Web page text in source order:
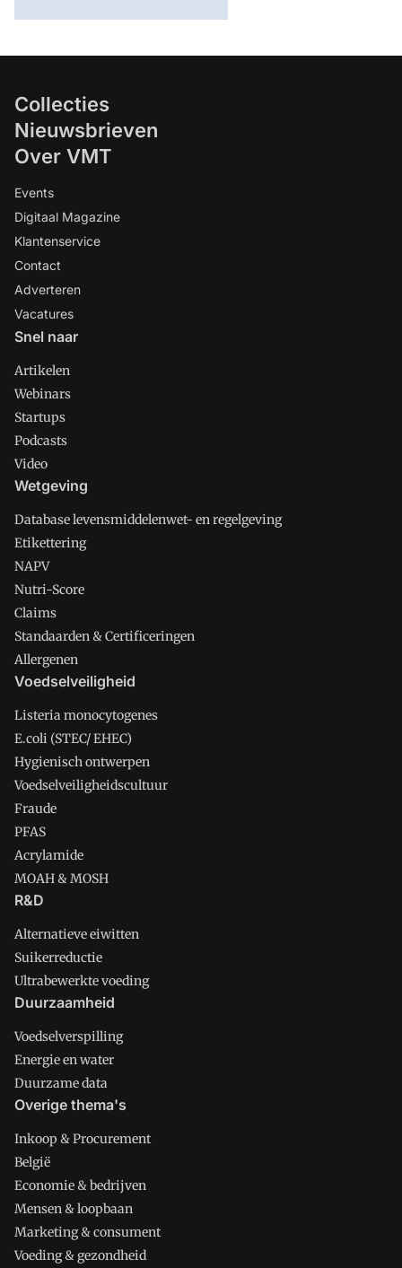
Collecties
Nieuwsbrieven
Over VMT
Events
Digitaal Magazine
Klantenservice
Contact
Adverteren
Vacatures
Snel naar
Artikelen
Webinars
Startups
Podcasts
Video
Wetgeving
Database levensmiddelenwet- en regelgeving
Etikettering
NAPV
Nutri-Score
Claims
Standaarden & Certificeringen
Allergenen
Voedselveiligheid
Listeria monocytogenes
E.coli (STEC/ EHEC)
Hygienisch ontwerpen
Voedselveiligheidscultuur
Fraude
PFAS
Acrylamide
MOAH & MOSH
R&D
Alternatieve eiwitten
Suikerreductie
Ultrabewerkte voeding
Duurzaamheid
Voedselverspilling
Energie en water
Duurzame data
Overige thema's
Inkoop & Procurement
België
Economie & bedrijven
Mensen & loopbaan
Marketing & consument
Voeding & gezondheid